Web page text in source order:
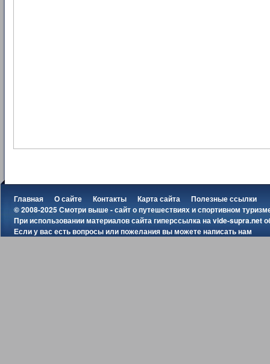
Главная О сайте Контакты Карта сайта
Полезные ссылки
© 2008-2025 Смотри выше - сайт о путешествиях и спортивном
При использовании материалов сайта гиперссылка наvide-supra.net
Если у вас есть вопросы или пожелания вы можетенаписать нам